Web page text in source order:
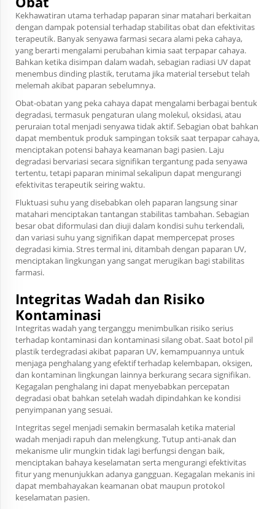
Kekhawatiran utama terhadap paparan sinar matahari berkaitan
dengan dampak potensial terhadap stabilitas obat dan efektivitas
terapeutik. Banyak senyawa farmasi secara alami peka cahaya,
yang berarti mengalami perubahan kimia saat terpapar cahaya.
Bahkan ketika disimpan dalam wadah, sebagian radiasi UV dapat
menembus dinding plastik, terutama jika material tersebut telah
melemah akibat paparan sebelumnya.
Obat-obatan yang peka cahaya dapat mengalami berbagai bentuk
degradasi, termasuk pengaturan ulang molekul, oksidasi, atau
peruraian total menjadi senyawa tidak aktif. Sebagian obat bahkan
dapat membentuk produk sampingan toksik saat terpapar cahaya,
menciptakan potensi bahaya keamanan bagi pasien. Laju
degradasi bervariasi secara signifikan tergantung pada senyawa
tertentu, tetapi paparan minimal sekalipun dapat mengurangi
efektivitas terapeutik seiring waktu.
Fluktuasi suhu yang disebabkan oleh paparan langsung sinar
matahari menciptakan tantangan stabilitas tambahan. Sebagian
besar obat diformulasi dan diuji dalam kondisi suhu terkendali,
dan variasi suhu yang signifikan dapat mempercepat proses
degradasi kimia. Stres termal ini, ditambah dengan paparan UV,
menciptakan lingkungan yang sangat merugikan bagi stabilitas
farmasi.
Integritas Wadah dan Risiko
Kontaminasi
Integritas wadah yang terganggu menimbulkan risiko serius
terhadap kontaminasi dan kontaminasi silang obat. Saat botol pil
plastik terdegradasi akibat paparan UV, kemampuannya untuk
menjaga penghalang yang efektif terhadap kelembapan, oksigen,
dan kontaminan lingkungan lainnya berkurang secara signifikan.
Kegagalan penghalang ini dapat menyebabkan percepatan
degradasi obat bahkan setelah wadah dipindahkan ke kondisi
penyimpanan yang sesuai.
Integritas segel menjadi semakin bermasalah ketika material
wadah menjadi rapuh dan melengkung. Tutup anti-anak dan
mekanisme ulir mungkin tidak lagi berfungsi dengan baik,
menciptakan bahaya keselamatan serta mengurangi efektivitas
fitur yang menunjukkan adanya gangguan. Kegagalan mekanis ini
dapat membahayakan keamanan obat maupun protokol
keselamatan pasien.